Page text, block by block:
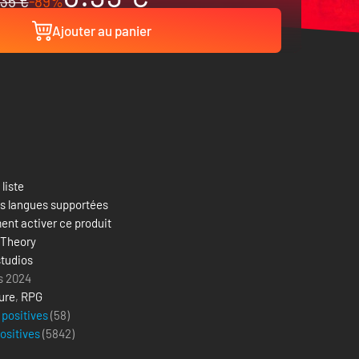
Ajouter au panier
liste
langues supportées
activer ce produit
2024
, RPG
(58)
(5842)